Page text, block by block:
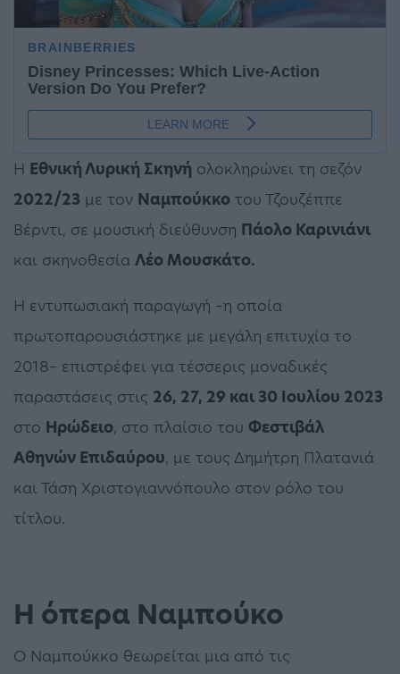
Η Εθνική Λυρική Σκηνή ολοκληρώνει τη σεζόν
2022/23 με τον Ναμπούκκο του Τζουζέππε
Βέρντι, σε μουσική διεύθυνση Πάολο Καρινιάνι
και σκηνοθεσία Λέο Μουσκάτο.
Η εντυπωσιακή παραγωγή –η οποία
πρωτοπαρουσιάστηκε με μεγάλη επιτυχία το
2018– επιστρέφει για τέσσερις μοναδικές
παραστάσεις στις 26, 27, 29 και 30 Ιουλίου 2023
στο Ηρώδειο, στο πλαίσιο του Φεστιβάλ
Αθηνών Επιδαύρου, με τους Δημήτρη Πλατανιά
και Τάση Χριστογιαννόπουλο στον ρόλο του
τίτλου.
Η όπερα Ναμπούκο
Ο Ναμπούκκο θεωρείται μια από τις